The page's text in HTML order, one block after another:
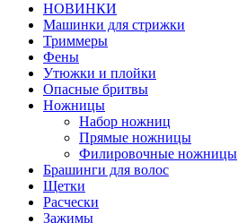
НОВИНКИ
Машинки для стрижки
Триммеры
Фены
Утюжки и плойки
Опасные бритвы
Ножницы
Набор ножниц
Прямые ножницы
Филировочные ножницы
Брашинги для волос
Щетки
Расчески
Зажимы